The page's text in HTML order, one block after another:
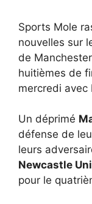
Sports Mole
nouvelles sur
de
huitièmes de
mercredi
Un déprimé
défense de
leurs
Newcastle
pour le